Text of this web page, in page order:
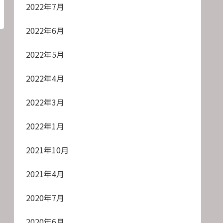
2022年7月
2022年6月
2022年5月
2022年4月
2022年3月
2022年1月
2021年10月
2021年4月
2020年7月